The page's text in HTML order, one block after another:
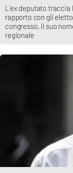
L'ex deputato traccia
rapporto con gli
congresso, il suo
regionale